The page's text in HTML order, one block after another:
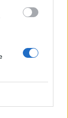
itāļu
un